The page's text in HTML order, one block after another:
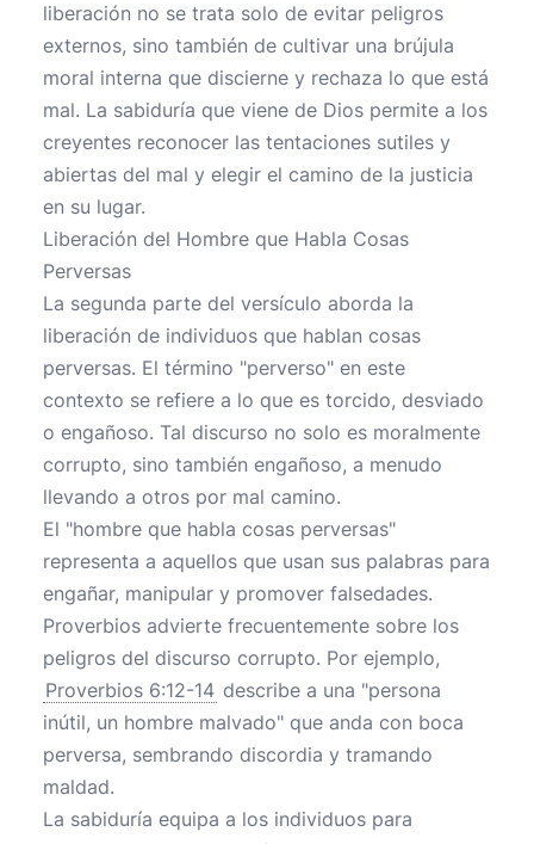
liberación no se trata solo de evitar peligros
externos, sino también de cultivar una brújula
moral interna que discierne y rechaza lo que está
mal. La sabiduría que viene de Dios permite a los
creyentes reconocer las tentaciones sutiles y
abiertas del mal y elegir el camino de la justicia
en su lugar.
Liberación del Hombre que Habla Cosas
Perversas
La segunda parte del versículo aborda la
liberación de individuos que hablan cosas
perversas. El término "perverso" en este
contexto se refiere a lo que es torcido, desviado
o engañoso. Tal discurso no solo es moralmente
corrupto, sino también engañoso, a menudo
llevando a otros por mal camino.
El "hombre que habla cosas perversas"
representa a aquellos que usan sus palabras para
engañar, manipular y promover falsedades.
Proverbios advierte frecuentemente sobre los
peligros del discurso corrupto. Por ejemplo,
Proverbios 6:12-14 describe a una "persona
inútil, un hombre malvado" que anda con boca
perversa, sembrando discordia y tramando
maldad.
La sabiduría equipa a los individuos para